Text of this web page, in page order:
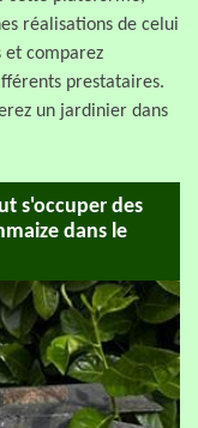
réalisations de celui
et comparez
prestataires.
un jardinier dans
s'occuper des
dans le